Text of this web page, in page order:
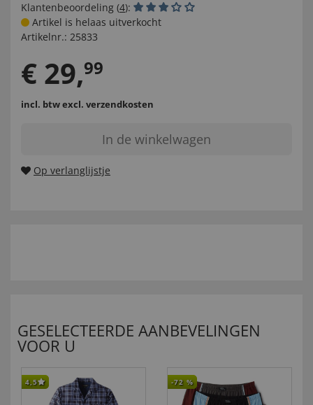
Klantenbeoordeling (4):
Artikel is helaas uitverkocht
Artikelnr.: 25833
€ 29,99
incl. btwexcl. verzendkosten
In de winkelwagen
Op verlanglijstje
GESELECTEERDE AANBEVELINGEN
VOOR U
4,5 -72 %